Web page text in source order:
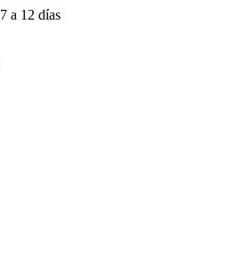
7 a 12 días